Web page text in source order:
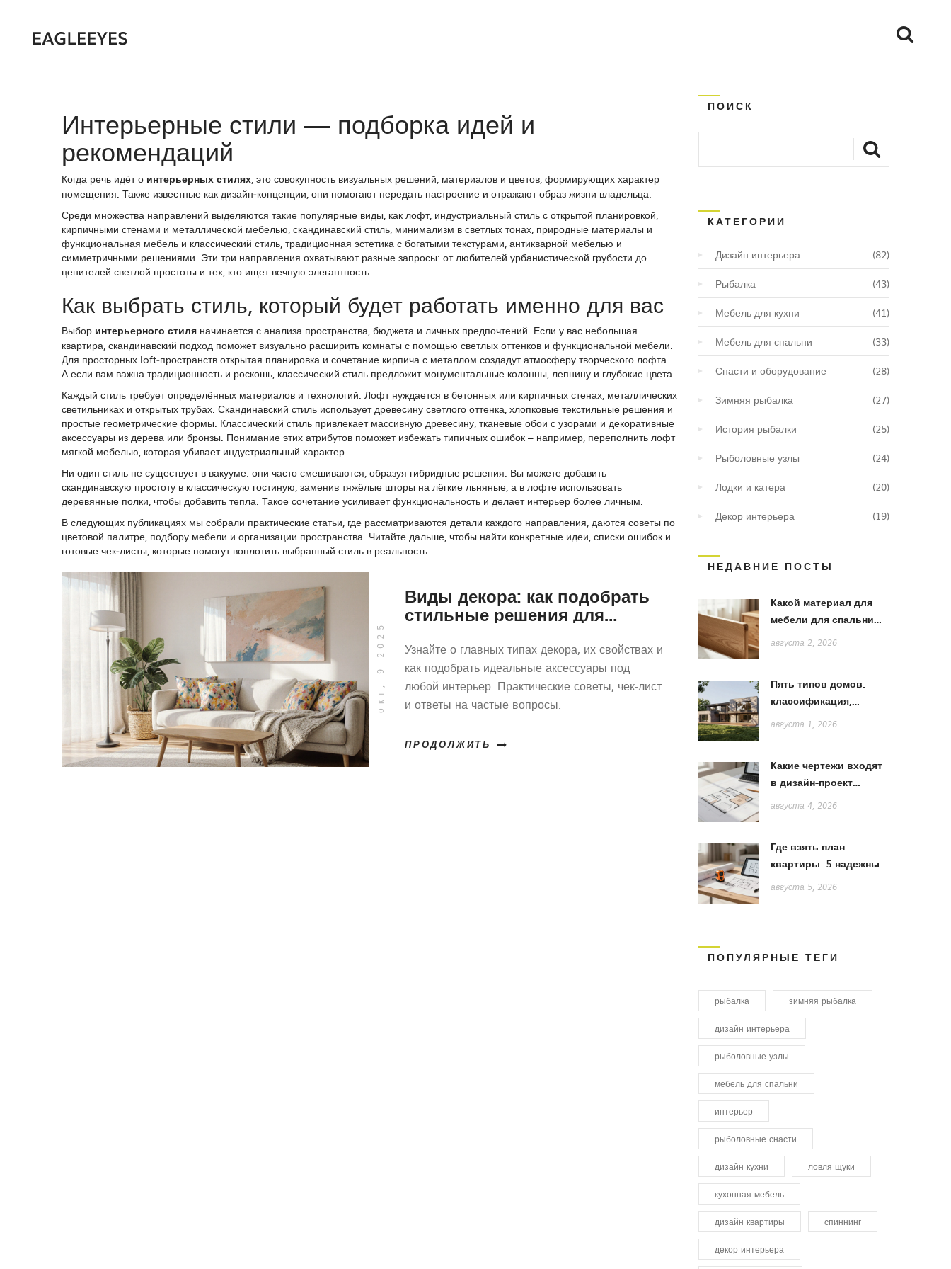
Интерьерные стили — подборка идей и
рекомендаций
Когда речь идёт о интерьерных стилях, это совокупность визуальных решений, материалов и цветов, формирующих характер
помещения. Также известные как дизайн‑концепции, они помогают передать настроение и отражают образ жизни владельца.
Среди множества направлений выделяются такие популярные виды, как лофт, индустриальный стиль с открытой планировкой,
кирпичными стенами и металлической мебелью, скандинавский стиль, минимализм в светлых тонах, природные материалы и
функциональная мебель и классический стиль, традиционная эстетика с богатыми текстурами, антикварной мебелью и
симметричными решениями. Эти три направления охватывают разные запросы: от любителей урбанистической грубости до
ценителей светлой простоты и тех, кто ищет вечную элегантность.
Как выбрать стиль, который будет работать именно для вас
Выбор интерьерного стиля начинается с анализа пространства, бюджета и личных предпочтений. Если у вас небольшая
квартира, скандинавский подход поможет визуально расширить комнаты с помощью светлых оттенков и функциональной мебели.
Для просторных loft‑пространств открытая планировка и сочетание кирпича с металлом создадут атмосферу творческого лофта.
А если вам важна традиционность и роскошь, классический стиль предложит монументальные колонны, лепнину и глубокие цвета.
Каждый стиль требует определённых материалов и технологий. Лофт нуждается в бетонных или кирпичных стенах, металлических
светильниках и открытых трубах. Скандинавский стиль использует древесину светлого оттенка, хлопковые текстильные решения и
простые геометрические формы. Классический стиль привлекает массивную древесину, тканевые обои с узорами и декоративные
аксессуары из дерева или бронзы. Понимание этих атрибутов поможет избежать типичных ошибок – например, переполнить лофт
мягкой мебелью, которая убивает индустриальный характер.
Ни один стиль не существует в вакууме: они часто смешиваются, образуя гибридные решения. Вы можете добавить
скандинавскую простоту в классическую гостиную, заменив тяжёлые шторы на лёгкие льняные, а в лофте использовать
деревянные полки, чтобы добавить тепла. Такое сочетание усиливает функциональность и делает интерьер более личным.
В следующих публикациях мы собрали практические статьи, где рассматриваются детали каждого направления, даются советы по
цветовой палитре, подбору мебели и организации пространства. Читайте дальше, чтобы найти конкретные идеи, списки ошибок и
готовые чек‑листы, которые помогут воплотить выбранный стиль в реальность.
окт, 9 2025
Виды декора: как подобрать
стильные решения для
Узнайте о главных типах декора, их свойствах и
как подобрать идеальные аксессуары под
любой интерьер. Практические советы, чек‑лист
и ответы на частые вопросы.
ПРОДОЛЖИТЬ
ПОИСК
КАТЕГОРИИ
Дизайн интерьера (82)
Рыбалка (43)
Мебель для кухни (41)
Мебель для спальни (33)
Снасти и оборудование (28)
Зимняя рыбалка (27)
История рыбалки (25)
Рыболовные узлы (24)
Лодки и катера (20)
Декор интерьера (19)
НЕДАВНИЕ ПОСТЫ
Какой материал для
мебели для спальни
лучше: сравнение
августа 2, 2026
Пять типов домов:
классификация,
особенности и выбор
августа 1, 2026
Какие чертежи входят
в дизайн-проект
квартиры: полный
августа 4, 2026
Где взять план
квартиры: 5 надежных
способов получить
августа 5, 2026
ПОПУЛЯРНЫЕ ТЕГИ
рыбалка зимняя рыбалка
дизайн интерьера
рыболовные узлы
мебель для спальни
интерьер
рыболовные снасти
дизайн кухни ловля щуки
кухонная мебель
дизайн квартиры спиннинг
декор интерьера